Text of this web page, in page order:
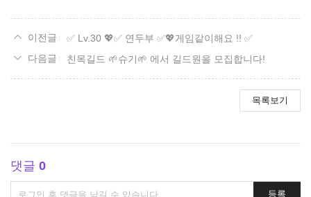
✅ Lv.30 💖✅ 연두부 ✅💖게임같이해요 !! ✅
친목길드 🌱슈기🌱 에서 길드원을 모집합니다!
목록보기
댓글 0
댓
등록